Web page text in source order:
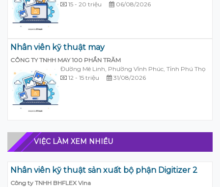
15 - 20 triệu
06/08/2026
Nhân viên kỹ thuật may
CÔNG TY TNHH MAY 100 PHẦN TRĂM
Đường Mê Linh, Phường Vĩnh Phúc, Tỉnh Phú Thọ
12 - 15 triệu
31/08/2026
VIỆC LÀM XEM NHIỀU
Nhân viên kỹ thuật sản xuất bộ phận Digitizer 2
Công ty TNHH BHFLEX Vina